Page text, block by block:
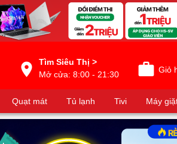
Tìm Siêu Thị >
Mở cửa: 8:00 - 21:30
Giỏ
Quạt mát Tủ lạnh Tivi Máy